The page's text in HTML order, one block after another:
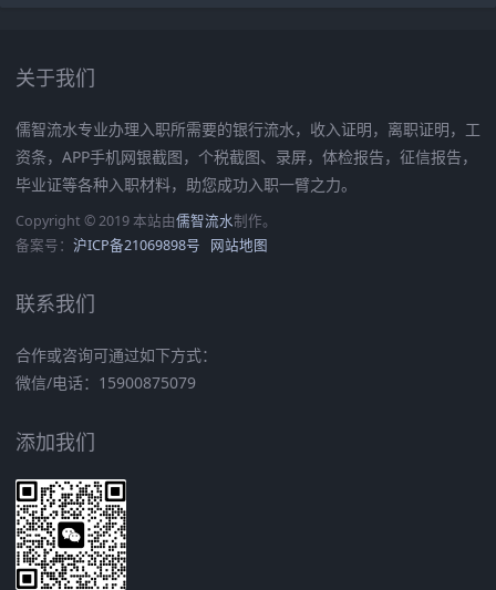
关于我们
儒智流水专业办理入职所需要的银行流水，收入证明，离职证明，工
资条，APP手机网银截图，个税截图、录屏，体检报告，征信报告，
毕业证等各种入职材料，助您成功入职一臂之力。
Copyright © 2019 本站由儒智流水制作。
备案号： 沪ICP备21069898号 网站地图
联系我们
合作或咨询可通过如下方式：
微信/电话：15900875079
添加我们